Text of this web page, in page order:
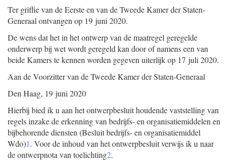
Ter griffie van de Eerste en van de Tweede Kamer der Staten-
Generaal ontvangen op 19 juni 2020.
De wens dat het in het ontwerp van de maatregel geregelde
onderwerp bij wet wordt geregeld kan door of namens een van
beide Kamers te kennen worden gegeven uiterlijk op 17 juli 2020.
Aan de Voorzitter van de Tweede Kamer der Staten-Generaal
Den Haag, 19 juni 2020
Hierbij bied ik u aan het ontwerpbesluit houdende vaststelling van
regels inzake de erkenning van bedrijfs- en organisatiemiddelen en
bijbehorende diensten (Besluit bedrijfs- en organisatiemiddel
Wdo)1. Voor de inhoud van het ontwerpbesluit verwijs ik u naar
de ontwerpnota van toelichting2.